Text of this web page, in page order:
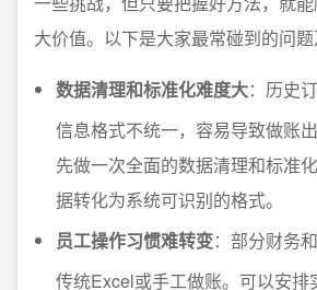
大价值。以下是大家最常碰到的问题
数据清理和标准化难度大：历史
信息格式不统一，容易导致做账
先做一次全面的数据清理和标准
据转化为系统可识别的格式。
员工操作习惯难转变：部分财务
传统Excel或手工做账。可以安排